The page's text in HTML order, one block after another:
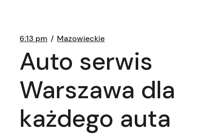
6:13 pm Mazowieckie
Auto serwis
Warszawa dla
każdego auta